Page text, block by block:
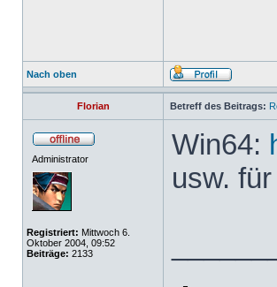
Nach oben
Florian Betreff des Beitrags:
Administrator
Registriert: Mittwoch 6.
Oktober 2004, 09:52
Beiträge: 2133
Win64:
usw.